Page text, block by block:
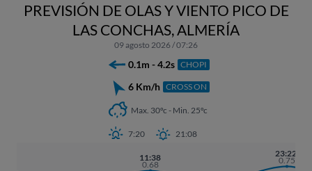
PREVISIÓN DE OLAS Y VIENTO PICO DE
LAS CONCHAS, ALMERÍA
09 agosto 2026 / 07:26
0.1m - 4.2s CHOPI
6 Km/h CROSS ON
Max. 30ºc - Min. 25ºc
7:20 21:08
11:38
0.68
23:22
0.75